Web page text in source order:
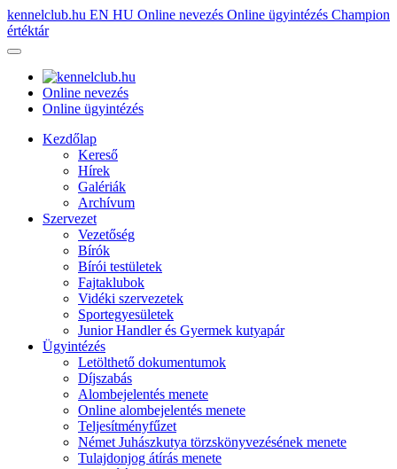
kennelclub.hu EN HU Online nevezés Online ügyintézés Champion
értéktár
Online nevezés
Online ügyintézés
Kezdőlap
Kereső
Hírek
Galériák
Archívum
Szervezet
Vezetőség
Bírók
Bírói testületek
Fajtaklubok
Vidéki szervezetek
Sportegyesületek
Junior Handler és Gyermek kutyapár
Ügyintézés
Letölthető dokumentumok
Díjszabás
Alombejelentés menete
Online alombejelentés menete
Teljesítményfűzet
Német Juhászkutya törzskönyvezésének menete
Tulajdonjog átírás menete